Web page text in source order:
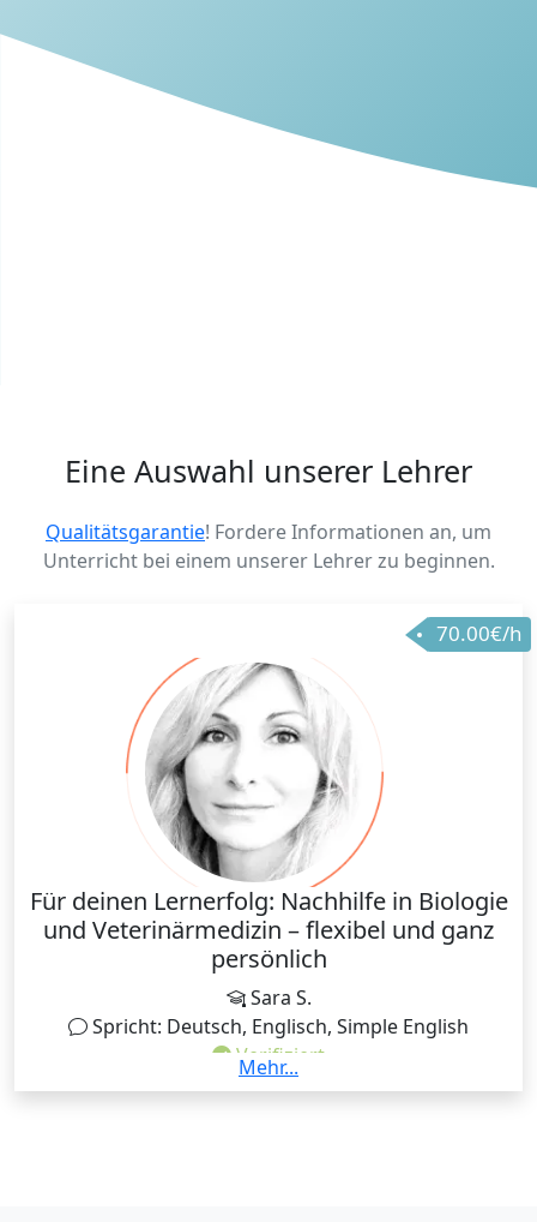
Eine Auswahl unserer Lehrer
Qualitätsgarantie! Fordere Informationen an, um
Unterricht bei einem unserer Lehrer zu beginnen.
70.00€/h
Für deinen Lernerfolg: Nachhilfe in Biologie
und Veterinärmedizin – flexibel und ganz
persönlich
Sara S.
Spricht: Deutsch, Englisch, Simple English
Verifiziert
Hallo und schön, dass du da bist :-)! Ich bin Tierärztin
Mehr...